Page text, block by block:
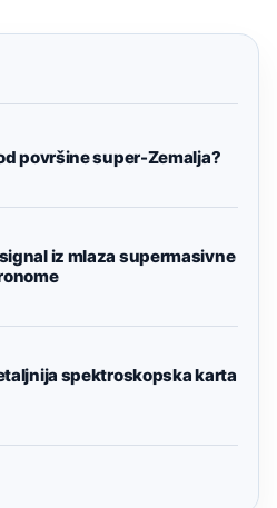
površine super-Zemalja?
iz mlaza supermasivne
spektroskopska karta